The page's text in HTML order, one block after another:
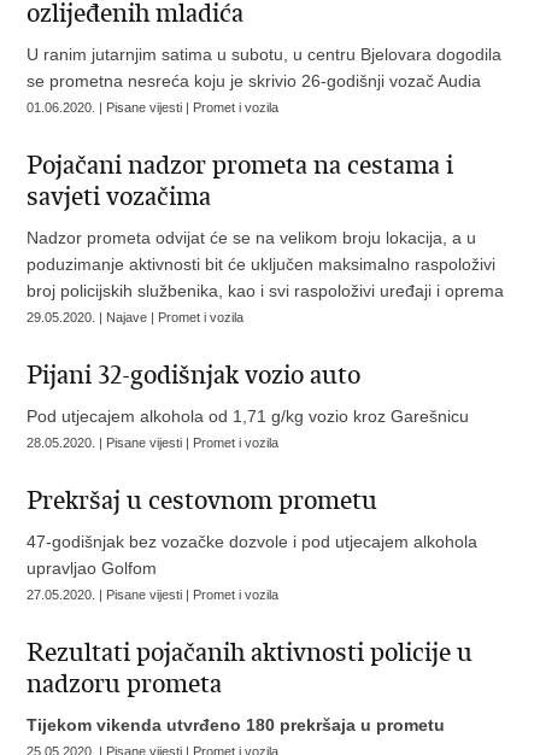
ozlijeđenih mladića
U ranim jutarnjim satima u subotu, u centru Bjelovara dogodila
se prometna nesreća koju je skrivio 26-godišnji vozač Audia
01.06.2020. | Pisane vijesti | Promet i vozila
Pojačani nadzor prometa na cestama i
savjeti vozačima
Nadzor prometa odvijat će se na velikom broju lokacija, a u
poduzimanje aktivnosti bit će uključen maksimalno raspoloživi
broj policijskih službenika, kao i svi raspoloživi uređaji i oprema
29.05.2020. | Najave | Promet i vozila
Pijani 32-godišnjak vozio auto
Pod utjecajem alkohola od 1,71 g/kg vozio kroz Garešnicu
28.05.2020. | Pisane vijesti | Promet i vozila
Prekršaj u cestovnom prometu
47-godišnjak bez vozačke dozvole i pod utjecajem alkohola
upravljao Golfom
27.05.2020. | Pisane vijesti | Promet i vozila
Rezultati pojačanih aktivnosti policije u
nadzoru prometa
Tijekom vikenda utvrđeno 180 prekršaja u prometu
25.05.2020. | Pisane vijesti | Promet i vozila